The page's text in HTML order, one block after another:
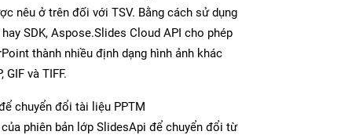
nêu ở trên đối với TSV. Bằng cách sử dụng
SDK, Aspose.Slides Cloud API cho phép
thành nhiều định dạng hình ảnh khác
GIF và TIFF.
chuyển đổi tài liệu PPTM
của phiên bản lớp SlidesApi để chuyển đổi từ